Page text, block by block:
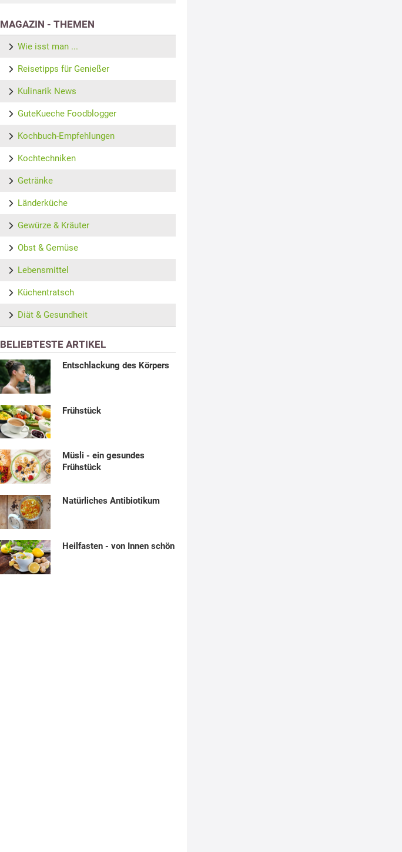
MAGAZIN - THEMEN
Wie isst man ...
Reisetipps für Genießer
Kulinarik News
GuteKueche Foodblogger
Kochbuch-Empfehlungen
Kochtechniken
Getränke
Länderküche
Gewürze & Kräuter
Obst & Gemüse
Lebensmittel
Küchentratsch
Diät & Gesundheit
BELIEBTESTE ARTIKEL
Entschlackung des Körpers
Frühstück
Müsli - ein gesundes
Frühstück
Natürliches Antibiotikum
Heilfasten - von Innen schön